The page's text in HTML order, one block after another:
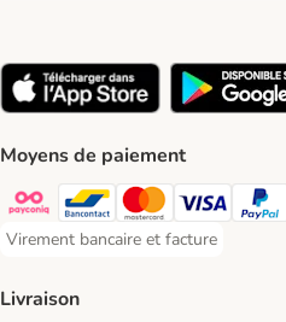
Moyens de paiement
Payconiq Payment Method
Bancontact Payment Method
Mastercard Payment
Visa Payment
Virement bancaire et facture
Virement bancaire et facture Payment
Livraison